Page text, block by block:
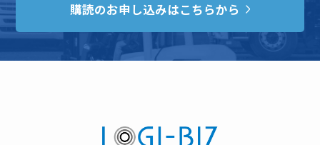
購読のお申し込みはこちらから